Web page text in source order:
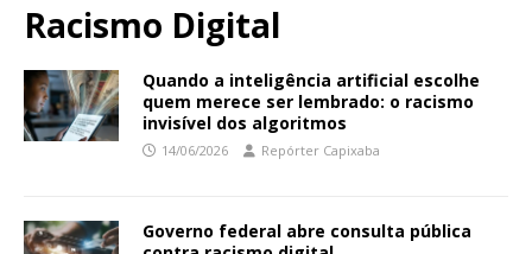
Racismo Digital
Quando a inteligência artificial escolhe
quem merece ser lembrado: o racismo
invisível dos algoritmos
14/06/2026 Repórter Capixaba
Governo federal abre consulta pública